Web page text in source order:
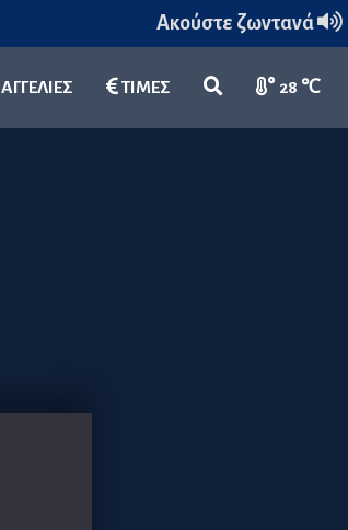
Ακούστε ζωντανά
ΑΓΓΕΛΙΕΣ ΤΙΜΕΣ 28 ℃